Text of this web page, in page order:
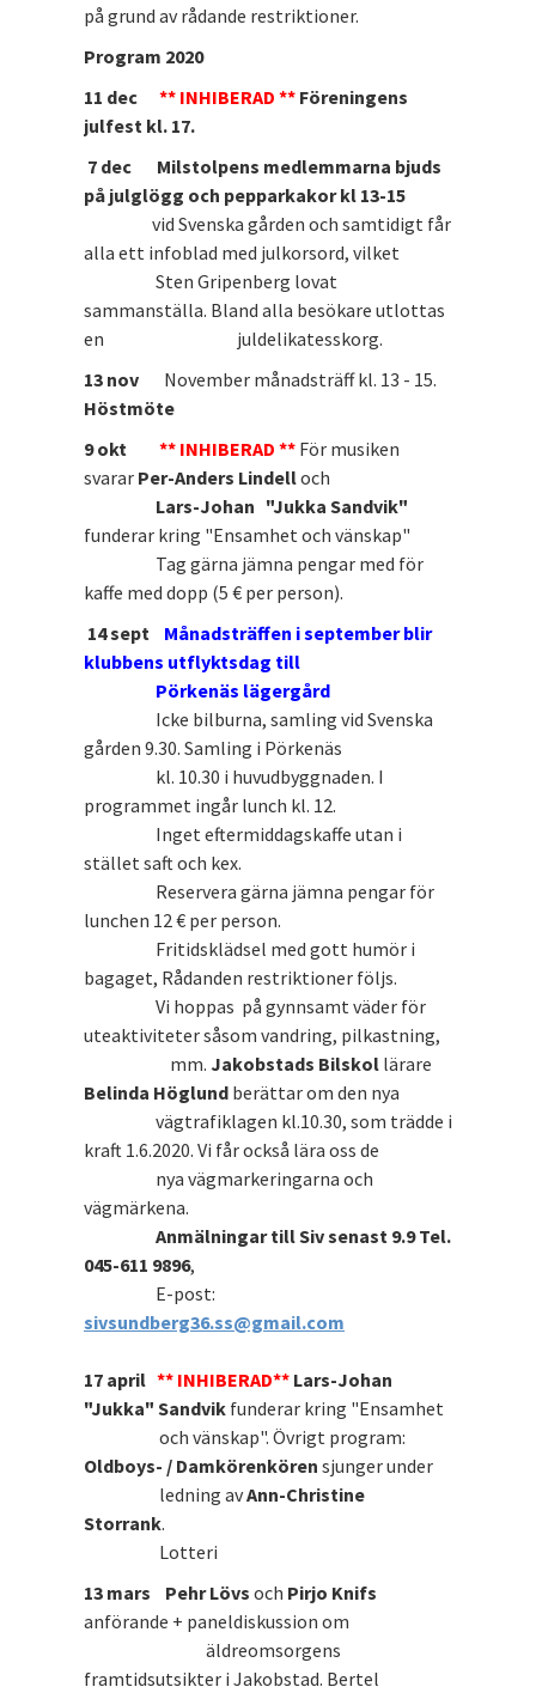
på grund av rådande restriktioner.
Program 2020
11 dec ** INHIBERAD ** Föreningens
julfest kl. 17.
7 dec Milstolpens medlemmarna bjuds
på julglögg och pepparkakor kl 13-15
vid Svenska gården och samtidigt får
alla ett infoblad med julkorsord, vilket
Sten Gripenberg lovat
sammanställa. Bland alla besökare utlottas
en juldelikatesskorg.
13 nov November månadsträff kl. 13 - 15.
Höstmöte
9 okt
** INHIBERAD ** För musiken
svarar Per-Anders Lindelloch
Lars-Johan "Jukka Sandvik"
funderar kring "Ensamhet och vänskap"
Tag gärna jämna pengar med för
kaffe med dopp (5 € per person).
14 sept Månadsträffen i september blir
klubbens utflyktsdag till
Pörkenäs lägergård
Icke bilburna, samling vid Svenska
gården 9.30. Samling i Pörkenäs
kl. 10.30 i huvudbyggnaden. I
programmet ingår lunch kl. 12.
Inget eftermiddagskaffe utan i
stället saft och kex.
Reservera gärna jämna pengar för
lunchen 12 € per person.
Fritidsklädsel med gott humör i
bagaget, Rådanden restriktioner följs.
Vi hoppas på gynnsamt väder för
uteaktiviteter såsom vandring, pilkastning,
mm. Jakobstads Bilskol lärare
Belinda Höglund berättar om den nya
vägtrafiklagen kl.10.30, som trädde i
kraft 1.6.2020. Vi får också lära oss de
nya vägmarkeringarna och
vägmärkena.
Anmälningar till Siv senast 9.9 Tel.
045-611 9896,
E-post:
sivsundberg36.ss@gmail.com
17 april ** INHIBERAD** Lars-Johan
"Jukka" Sandvik funderar kring "Ensamhet
och vänskap". Övrigt program:
Oldboys- / Damkörenkören sjunger under
ledning avAnn-Christine
Storrank.
Lotteri
13 mars
Pehr Lövs och Pirjo Knifs
anförande + paneldiskussion om
äldreomsorgens
framtidsutsikter i Jakobstad. Bertel